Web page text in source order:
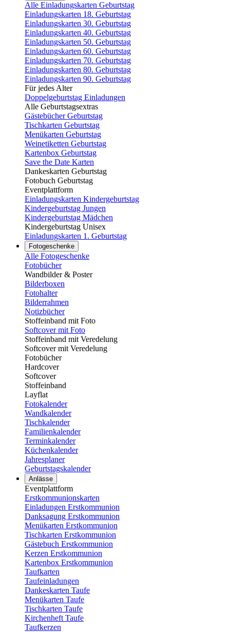
Alle Einladungskarten Geburtstag
Einladungskarten 18. Geburtstag
Einladungskarten 30. Geburtstag
Einladungskarten 40. Geburtstag
Einladungskarten 50. Geburtstag
Einladungskarten 60. Geburtstag
Einladungskarten 70. Geburtstag
Einladungskarten 80. Geburtstag
Einladungskarten 90. Geburtstag
Für jedes Alter
Doppelgeburtstag Einladungen
Alle Geburtstagsextras
Gästebücher Geburtstag
Tischkarten Geburtstag
Menükarten Geburtstag
Weinetiketten Geburtstag
Kartenbox Geburtstag
Save the Date Karten
Dankeskarten Geburtstag
Fotobuch Geburtstag
Eventplattform
Einladungskarten Kindergeburtstag
Kindergeburtstag Jungen
Kindergeburtstag Mädchen
Kindergeburtstag Unisex
Einladungskarten 1. Geburtstag
Fotogeschenke
Alle Fotogeschenke
Fotobücher
Wandbilder & Poster
Bilderboxen
Fotohalter
Bilderrahmen
Notizbücher
Stoffeinband mit Foto
Softcover mit Foto
Stoffeinband mit Veredelung
Softcover mit Veredelung
Fotobücher
Hardcover
Softcover
Stoffeinband
Layflat
Fotokalender
Wandkalender
Tischkalender
Familienkalender
Terminkalender
Küchenkalender
Jahresplaner
Geburtstagskalender
Anlässe
Eventplattform
Erstkommunionskarten
Einladungen Erstkommunion
Danksagung Erstkommunion
Menükarten Erstkommunion
Tischkarten Erstkommunion
Gästebuch Erstkommunion
Kerzen Erstkommunion
Kartenbox Erstkommunion
Taufkarten
Taufeinladungen
Dankeskarten Taufe
Menükarten Taufe
Tischkarten Taufe
Kirchenheft Taufe
Taufkerzen